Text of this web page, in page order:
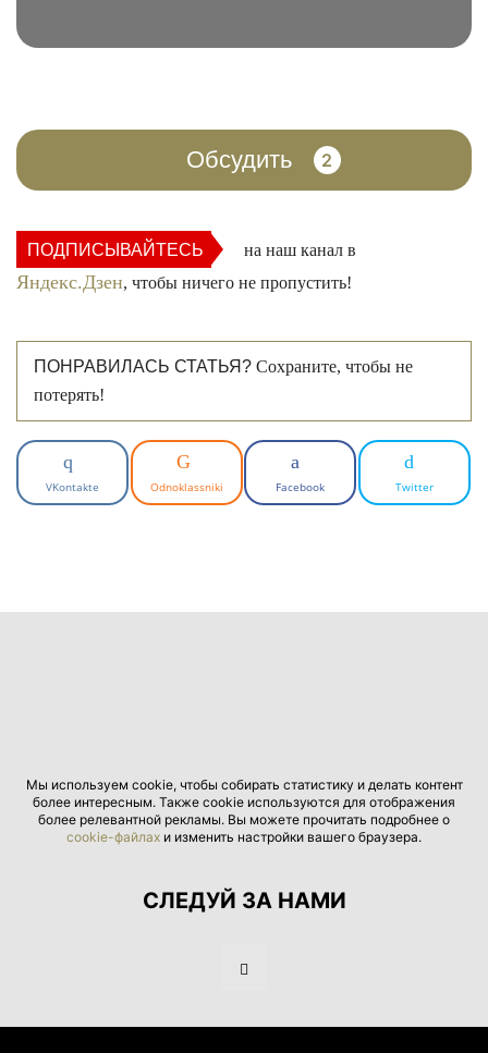
Обсудить 2
ПОДПИСЫВАЙТЕСЬ на наш канал в
Яндекс.Дзен, чтобы ничего не пропустить!
ПОНРАВИЛАСЬ СТАТЬЯ? Сохраните, чтобы не
потерять!
VKontakte Odnoklassniki Facebook Twitter
Мы используем cookie, чтобы собирать статистику и делать контент
более интересным. Также cookie используются для отображения
более релевантной рекламы. Вы можете прочитать подробнее о
cookie-файлах и изменить настройки вашего браузера.
СЛЕДУЙ ЗА НАМИ